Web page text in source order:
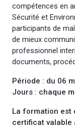
compétences en
Sécurité et
participants de
de mieux
professionnel
documents,
Période : du 06
Jours : chaque
La formation est
certificat valable